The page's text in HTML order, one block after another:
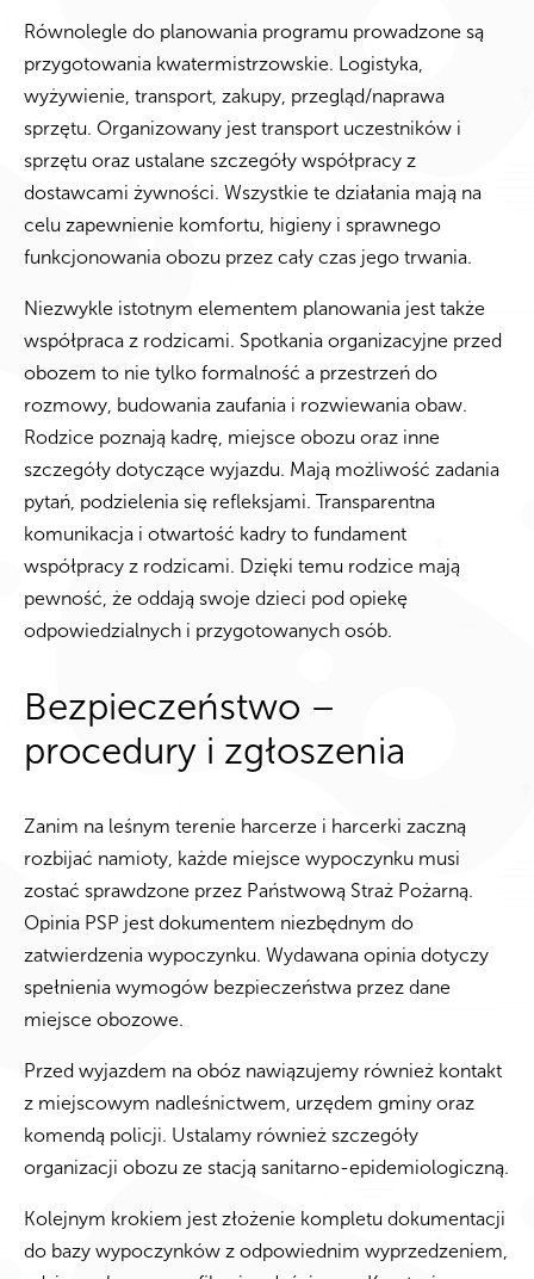
Równolegle do planowania programu prowadzone są
przygotowania kwatermistrzowskie. Logistyka,
wyżywienie, transport, zakupy, przegląd/naprawa
sprzętu. Organizowany jest transport uczestników i
sprzętu oraz ustalane szczegóły współpracy z
dostawcami żywności. Wszystkie te działania mają na
celu zapewnienie komfortu, higieny i sprawnego
funkcjonowania obozu przez cały czas jego trwania.
Niezwykle istotnym elementem planowania jest także
współpraca z rodzicami. Spotkania organizacyjne przed
obozem to nie tylko formalność a przestrzeń do
rozmowy, budowania zaufania i rozwiewania obaw.
Rodzice poznają kadrę, miejsce obozu oraz inne
szczegóły dotyczące wyjazdu. Mają możliwość zadania
pytań, podzielenia się refleksjami. Transparentna
komunikacja i otwartość kadry to fundament
współpracy z rodzicami. Dzięki temu rodzice mają
pewność, że oddają swoje dzieci pod opiekę
odpowiedzialnych i przygotowanych osób.
Bezpieczeństwo –
procedury i zgłoszenia
Zanim na leśnym terenie harcerze i harcerki zaczną
rozbijać namioty, każde miejsce wypoczynku musi
zostać sprawdzone przez Państwową Straż Pożarną.
Opinia PSP jest dokumentem niezbędnym do
zatwierdzenia wypoczynku. Wydawana opinia dotyczy
spełnienia wymogów bezpieczeństwa przez dane
miejsce obozowe.
Przed wyjazdem na obóz nawiązujemy również kontakt
z miejscowym nadleśnictwem, urzędem gminy oraz
komendą policji. Ustalamy również szczegóły
organizacji obozu ze stacją sanitarno-epidemiologiczną.
Kolejnym krokiem jest złożenie kompletu dokumentacji
do bazy wypoczynków z odpowiednim wyprzedzeniem,